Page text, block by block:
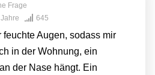
Frage
645
feuchte Augen, sodass mir
in der Wohnung, ein
der Nase hängt. Ein